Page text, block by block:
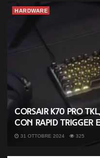
HARDWARE
Corsair K70 PRO
con Rapid Trigger
31 OTTOBRE 2024 325